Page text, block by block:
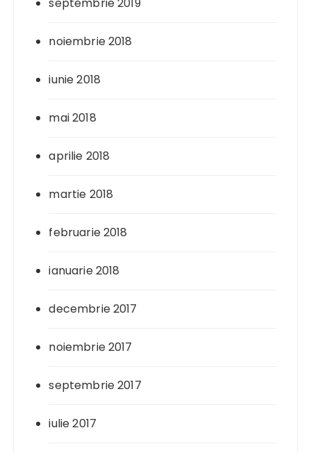
noiembrie 2018
iunie 2018
mai 2018
aprilie 2018
martie 2018
februarie 2018
ianuarie 2018
decembrie 2017
noiembrie 2017
septembrie 2017
iulie 2017